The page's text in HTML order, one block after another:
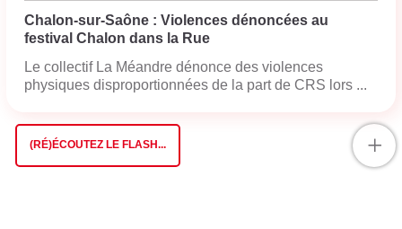
Chalon-sur-Saône : Violences dénoncées au
festival Chalon dans la Rue
Le collectif La Méandre dénonce des violences
physiques disproportionnées de la part de CRS lors ...
(RÉ)ÉCOUTEZ LE FLASH... +